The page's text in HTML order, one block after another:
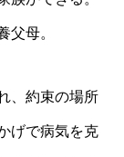
父母。
、約束の場所
げで病気を克